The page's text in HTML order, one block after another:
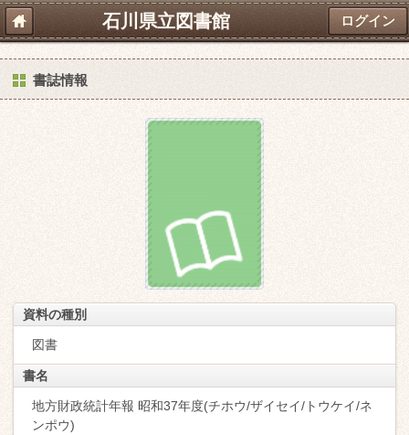
石川県立図書館 ログイン
書誌情報
資料の種別
図書
書名
地方財政統計年報 昭和37年度(チホウ/ザイセイ/トウケイ/ネ
ンポウ)